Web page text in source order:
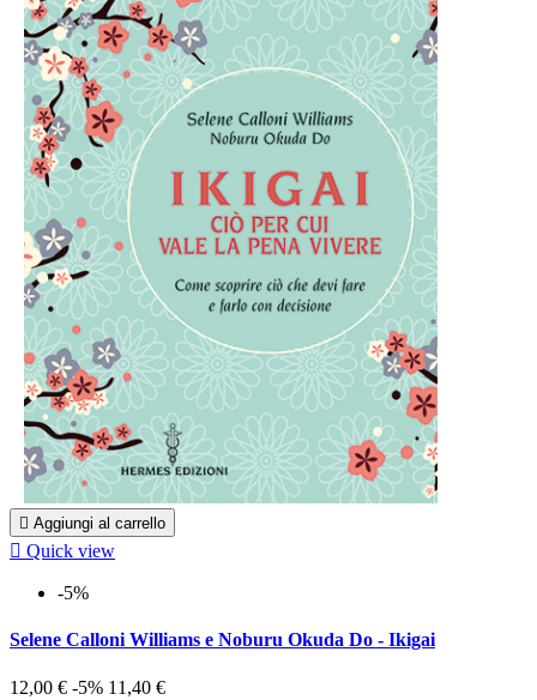
 Aggiungi al carrello
 Quick view
-5%
Selene Calloni Williams e Noburu Okuda Do - Ikigai
12,00 € -5% 11,40 €